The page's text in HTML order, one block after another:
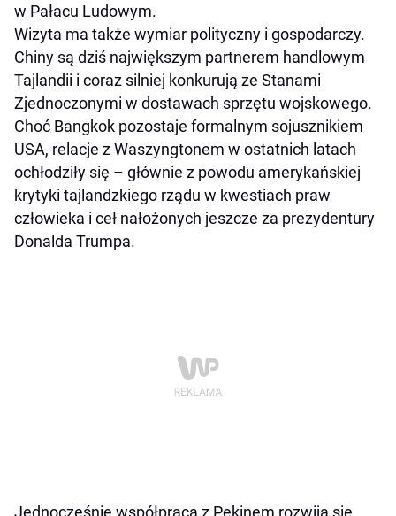
w Pałacu Ludowym.
Wizyta ma także wymiar polityczny i gospodarczy.
Chiny są dziś największym partnerem handlowym
Tajlandii i coraz silniej konkurują ze Stanami
Zjednoczonymi w dostawach sprzętu wojskowego.
Choć Bangkok pozostaje formalnym sojusznikiem
USA, relacje z Waszyngtonem w ostatnich latach
ochłodziły się – głównie z powodu amerykańskiej
krytyki tajlandzkiego rządu w kwestiach praw
człowieka i ceł nałożonych jeszcze za prezydentury
Donalda Trumpa.
Jednocześnie współpraca z Pekinem rozwija się